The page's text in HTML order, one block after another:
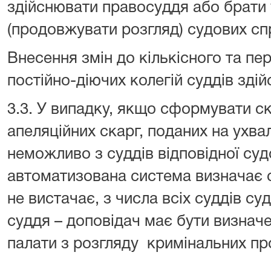
здійснювати правосуддя або брати
(продовжувати розгляд) судових
Внесення змін до кількісного та
постійно-діючих колегій суддів
3.3. У випадку, якщо сформувати
апеляційних скарг, поданих на
неможливо з суддів відповідної
автоматизована система визначає
не вистачає, з числа всіх суддів
суддя – доповідач має бути
палати з розгляду кримінальних